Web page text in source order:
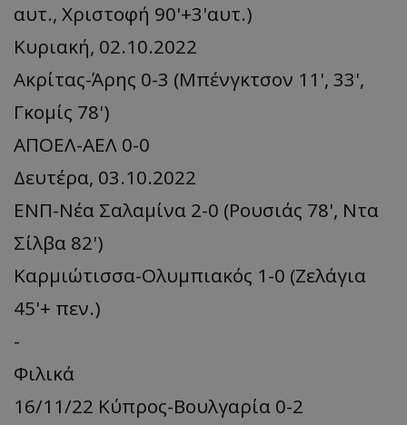
αυτ., Χριστοφή 90'+3'αυτ.)
Κυριακή, 02.10.2022
Ακρίτας-Άρης 0-3 (Μπένγκτσον 11', 33',
Γκομίς 78')
ΑΠΟΕΛ-ΑΕΛ 0-0
Δευτέρα, 03.10.2022
ΕΝΠ-Νέα Σαλαμίνα 2-0 (Ρουσιάς 78', Ντα
Σίλβα 82')
Καρμιώτισσα-Ολυμπιακός 1-0 (Ζελάγια
45'+ πεν.)
-
Φιλικά
16/11/22 Κύπρος-Βουλγαρία 0-2